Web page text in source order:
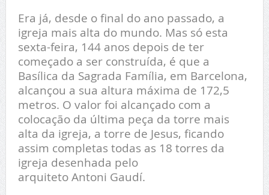
Era já, desde o final do ano passado, a
igreja mais alta do mundo. Mas só esta
sexta-feira, 144 anos depois de ter
começado a ser construída, é que a
Basílica da Sagrada Família, em Barcelona,
alcançou a sua altura máxima de 172,5
metros. O valor foi alcançado com a
colocação da última peça da torre mais
alta da igreja, a torre de Jesus, ficando
assim completas todas as 18 torres da
igreja desenhada pelo
arquiteto Antoni Gaudí.